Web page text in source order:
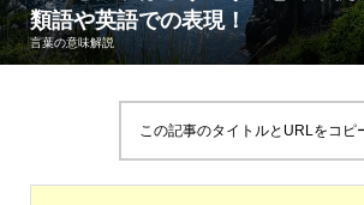
類語や英語での表現！
言葉の意味解説
この記事のタイトルとURLをコピ